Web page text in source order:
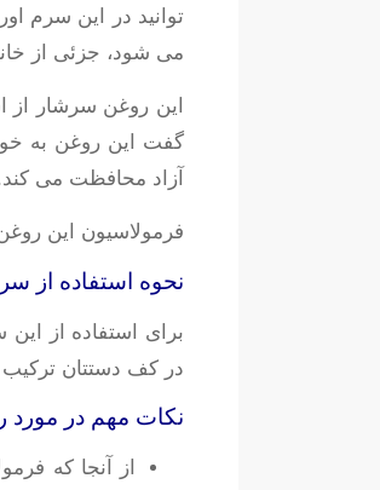
توانید در این سرم
می شود، جزئی از خانواده امگا 7 است که از پوستی محافظت می کند.
گفت این روغن به
آزاد محافظت می
فرمولاسیون این
نحوه استفاده از
برای استفاده از
در کف دستتان ترکیب
نکات مهم در مورد
از آنجا که